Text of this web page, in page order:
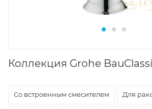
Коллекция Grohe
Со встроенным смесителем Для